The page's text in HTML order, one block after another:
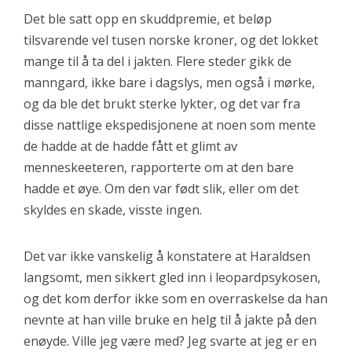
Det ble satt opp en skuddpremie, et beløp
tilsvarende vel tusen norske kroner, og det lokket
mange til å ta del i jakten. Flere steder gikk de
manngard, ikke bare i dagslys, men også i mørke,
og da ble det brukt sterke lykter, og det var fra
disse nattlige ekspedisjonene at noen som mente
de hadde at de hadde fått et glimt av
menneskeeteren, rapporterte om at den bare
hadde et øye. Om den var født slik, eller om det
skyldes en skade, visste ingen.
Det var ikke vanskelig å konstatere at Haraldsen
langsomt, men sikkert gled inn i leopardpsykosen,
og det kom derfor ikke som en overraskelse da han
nevnte at han ville bruke en helg til å jakte på den
enøyde. Ville jeg være med? Jeg svarte at jeg er en